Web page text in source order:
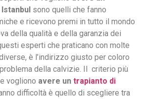
sono quelli che fanno
e ricevono premi in tutto il mondo
della qualità e della garanzia dei
esperti che praticano con molte
è l’indirizzo giusto per coloro
della calvizie. Il criterio più
vogliono avere un trapianto di
difficoltà è quello di scegliere tra